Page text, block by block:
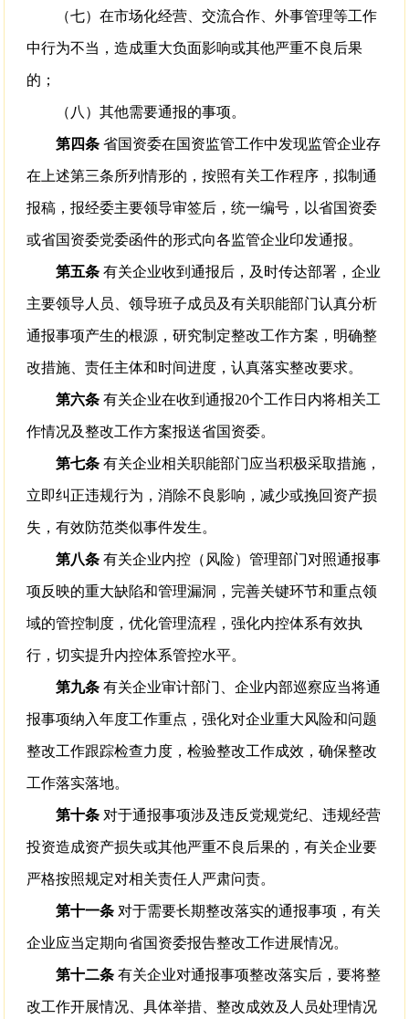
（七）在市场化经营、交流合作、外事管理等工作
中行为不当，造成重大负面影响或其他严重不良后果
的；
（八）其他需要通报的事项。
第四条 省国资委在国资监管工作中发现监管企业存
在上述第三条所列情形的，按照有关工作程序，拟制通
报稿，报经委主要领导审签后，统一编号，以省国资委
或省国资委党委函件的形式向各监管企业印发通报。
第五条 有关企业收到通报后，及时传达部署，企业
主要领导人员、领导班子成员及有关职能部门认真分析
通报事项产生的根源，研究制定整改工作方案，明确整
改措施、责任主体和时间进度，认真落实整改要求。
第六条 有关企业在收到通报20个工作日内将相关工
作情况及整改工作方案报送省国资委。
第七条 有关企业相关职能部门应当积极采取措施，
立即纠正违规行为，消除不良影响，减少或挽回资产损
失，有效防范类似事件发生。
第八条 有关企业内控（风险）管理部门对照通报事
项反映的重大缺陷和管理漏洞，完善关键环节和重点领
域的管控制度，优化管理流程，强化内控体系有效执
行，切实提升内控体系管控水平。
第九条 有关企业审计部门、企业内部巡察应当将通
报事项纳入年度工作重点，强化对企业重大风险和问题
整改工作跟踪检查力度，检验整改工作成效，确保整改
工作落实落地。
第十条 对于通报事项涉及违反党规党纪、违规经营
投资造成资产损失或其他严重不良后果的，有关企业要
严格按照规定对相关责任人严肃问责。
第十一条 对于需要长期整改落实的通报事项，有关
企业应当定期向省国资委报告整改工作进展情况。
第十二条 有关企业对通报事项整改落实后，要将整
改工作开展情况、具体举措、整改成效及人员处理情况